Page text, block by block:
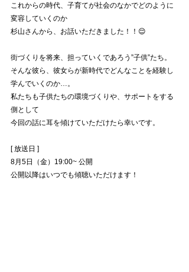
これからの時代、子育てが社会のなかでどのように
変容していくのか
杉山さんから、お話いただきました！！😌
街づくりを将来、担っていくであろう”子供”たち。
そんな彼ら、彼女らが新時代でどんなことを経験し
学んでいくのか…。
私たちも子供たちの環境づくりや、サポートをする
側として
今回の話に耳を傾けていただけたら幸いです。
[ 放送日 ]
8月5日（金）19:00~ 公開
公開以降はいつでも傾聴いただけます！